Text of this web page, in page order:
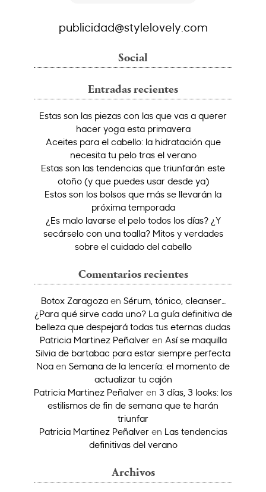
publicidad@stylelovely.com
Social
Entradas recientes
Estas son las piezas con las que vas a querer
hacer yoga esta primavera
Aceites para el cabello: la hidratación que
necesita tu pelo tras el verano
Estas son las tendencias que triunfarán este
otoño (y que puedes usar desde ya)
Estos son los bolsos que más se llevarán la
próxima temporada
¿Es malo lavarse el pelo todos los días? ¿Y
secárselo con una toalla? Mitos y verdades
sobre el cuidado del cabello
Comentarios recientes
Botox Zaragozaen Sérum, tónico, cleanser…
¿Para qué sirve cada uno? La guía definitiva de
belleza que despejará todas tus eternas dudas
Patricia Martinez Peñalveren Así se maquilla
Silvia de bartabac para estar siempre perfecta
Noa en Semana de la lencería: el momento de
actualizar tu cajón
Patricia Martinez Peñalver en 3 días, 3 looks: los
estilismos de fin de semana que te harán
triunfar
Patricia Martinez Peñalveren Las tendencias
definitivas del verano
Archivos